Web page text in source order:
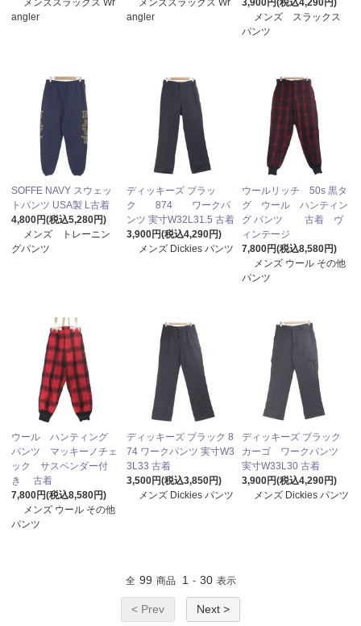
メンズスラックス Wr
angler
メンズスラックス Wr
angler
3,900円(税込4,290円)
メンズ スラックス
パンツ
SOFFE NAVY スウェッ
トパンツ USA製 L古着
4,800円(税込5,280円)
メンズ トレーニン
グパンツ
ディッキーズ ブラッ
ク 874 ワークパ
ンツ 実寸W32L31.5 古着
3,900円(税込4,290円)
メンズ Dickies パンツ
ウールリッチ 50s 黒タ
グ ウール ハンティン
グ パンツ 古着 ヴ
ィンテージ
7,800円(税込8,580円)
メンズ ウール その他
パンツ
ウール ハンティング
パンツ マッキーノチェ
ック サスペンダー付
き 古着
7,800円(税込8,580円)
メンズ ウール その他
パンツ
ディッキーズ ブラック 8
74 ワークパンツ 実寸W3
3L33 古着
3,500円(税込3,850円)
メンズ Dickies パンツ
ディッキーズ ブラック
カーゴ ワークパンツ
実寸W33L30 古着
3,900円(税込4,290円)
メンズ Dickies パンツ
全 99 商品 1 - 30 表示
< Prev Next >